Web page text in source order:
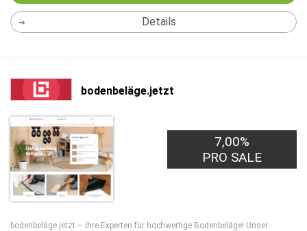
Details
bodenbeläge.jetzt
7,00%
PRO SALE
bodenbeläge.jetzt – Ihre Experten für hochwertige Bodenbeläge! Unser